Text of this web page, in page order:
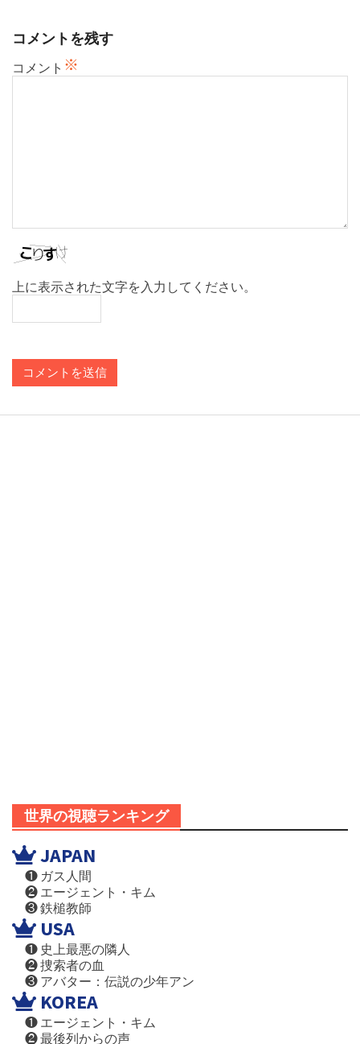
ン
コメントを残す
コメント ※
上に表示された文字を入力してください。
世界の視聴ランキング
JAPAN
❶ ガス人間
❷ エージェント・キム
❸ 鉄槌教師
USA
❶ 史上最悪の隣人
❷ 捜索者の血
❸ アバター：伝説の少年アン
KOREA
❶ エージェント・キム
❷ 最後列からの声